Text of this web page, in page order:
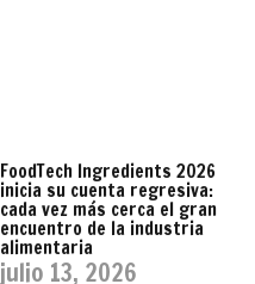
FoodTech Ingredients 2026
inicia su cuenta regresiva:
cada vez más cerca el gran
encuentro de la industria
alimentaria
julio 13, 2026